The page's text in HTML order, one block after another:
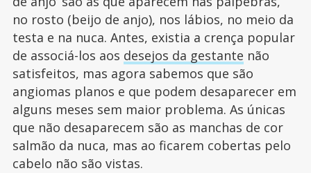
no rosto (beijo de anjo), nos lábios, no meio da
testa e na nuca. Antes, existia a crença popular
de associá-los aos desejos da gestante não
satisfeitos, mas agora sabemos que são
angiomas planos e que podem desaparecer em
alguns meses sem maior problema. As únicas
que não desaparecem são as manchas de cor
salmão da nuca, mas ao ficarem cobertas pelo
cabelo não são vistas.